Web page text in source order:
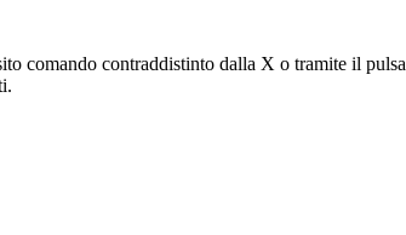
comando contraddistinto dalla X o tramite il